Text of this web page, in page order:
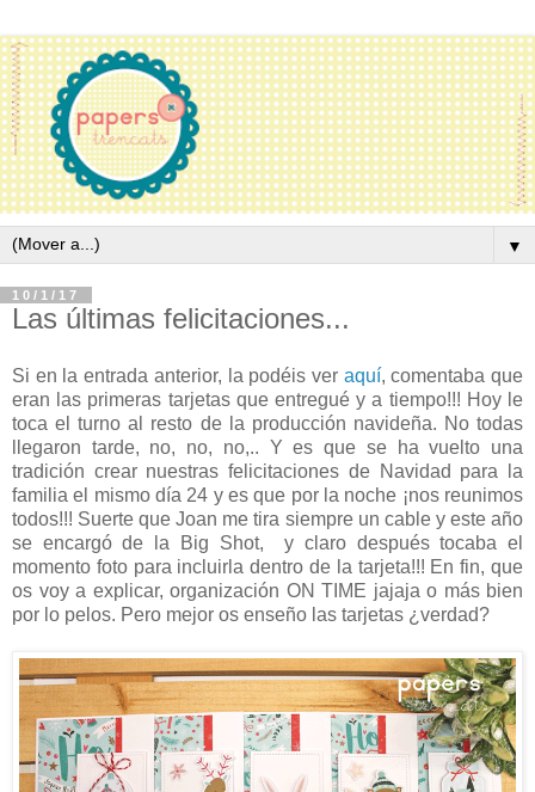
▼
10/1/17
Las últimas felicitaciones...
Si en la entrada anterior, la podéis ver aquí, comentaba que
eran las primeras tarjetas que entregué y a tiempo!!! Hoy le
toca el turno al resto de la producción navideña. No todas
llegaron tarde, no, no, no,.. Y es que se ha vuelto una
tradición crear nuestras felicitaciones de Navidad para la
familia el mismo día 24 y es que por la noche ¡nos reunimos
todos!!! Suerte que Joan me tira siempre un cable y este año
se encargó de la Big Shot, y claro después tocaba el
momento foto para incluirla dentro de la tarjeta!!! En fin, que
os voy a explicar, organización ON TIME jajaja o más bien
por lo pelos. Pero mejor os enseño las tarjetas ¿verdad?